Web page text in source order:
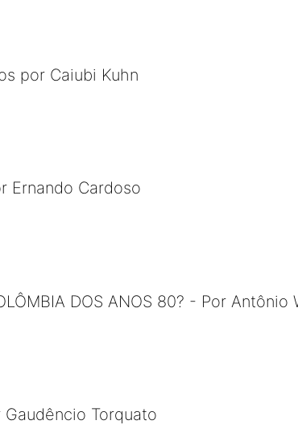
por Caiubi Kuhn
Ernando Cardoso
DOS ANOS 80? - Por Antônio
Torquato